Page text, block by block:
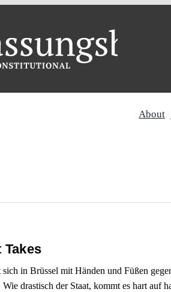
About
Takes
in Brüssel mit Händen und Füßen
Wie drastisch der Staat, kommt es hart auf